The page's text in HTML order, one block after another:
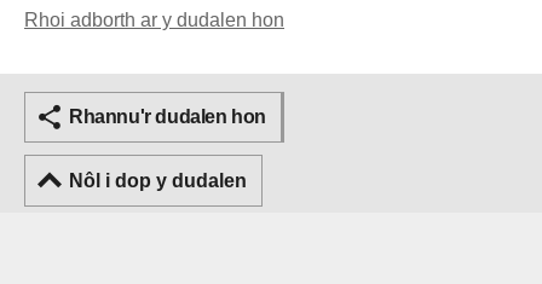
Rhoi adborth ar y dudalen hon
Rhannu'r dudalen hon
Nôl i dop y dudalen